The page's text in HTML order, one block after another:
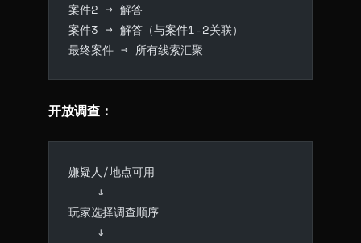
案件2 → 解答
案件3 → 解答（与案件1-2关联）
最终案件 → 所有线索汇聚
开放调查：
嫌疑人/地点可用
    ↓
玩家选择调查顺序
    ↓